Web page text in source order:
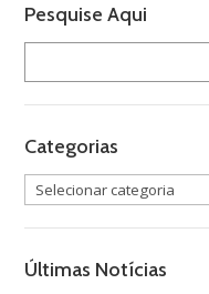
Pesquise Aqui
Categorias
Categorias
Últimas Notícias